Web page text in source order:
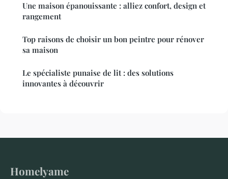
Une maison épanouissante : alliez confort, design et
rangement
Top raisons de choisir un bon peintre pour rénover
sa maison
Le spécialiste punaise de lit : des solutions
innovantes à découvrir
Homelyame